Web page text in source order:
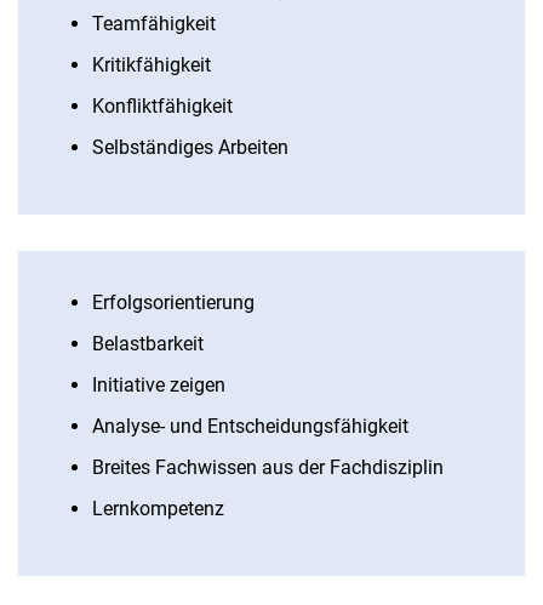
Teamfähigkeit
Kritikfähigkeit
Konfliktfähigkeit
Selbständiges Arbeiten
Erfolgsorientierung
Belastbarkeit
Initiative zeigen
Analyse- und Entscheidungsfähigkeit
Breites Fachwissen aus der Fachdisziplin
Lernkompetenz